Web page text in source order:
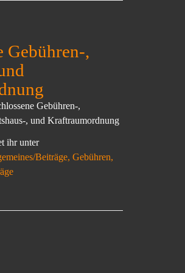
Gebühren-,
Gebühren-,
, und Kraftraumordnung
ihr unter
Beiträge, Gebühren,